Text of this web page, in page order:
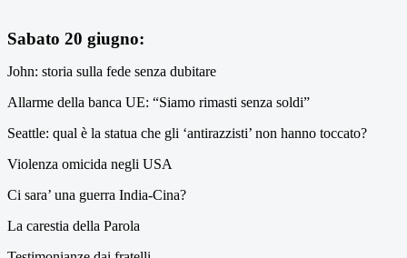
Sabato 20 giugno:
John: storia sulla fede senza dubitare
Allarme della banca UE: “Siamo rimasti senza soldi”
Seattle: qual è la statua che gli ‘antirazzisti’ non hanno toccato?
Violenza omicida negli USA
Ci sara’ una guerra India-Cina?
La carestia della Parola